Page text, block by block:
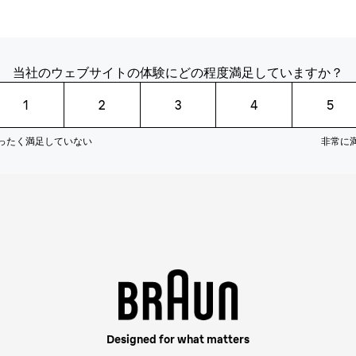
当社のウェブサイトの体験にどの程度満足していますか？
1 2 3 4 5
たく満足していない 非常に
Designed for what matters